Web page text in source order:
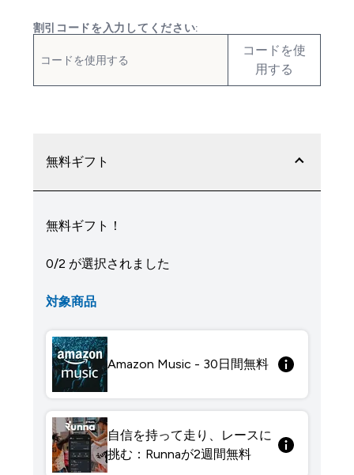
割引コードを入力してください:
コードを使
用する
無料ギフト
無料ギフト！
0/2 が選択されました
対象商品
Amazon Music - 30日間無料
自信を持って走り、レースに
挑む：Runnaが2週間無料